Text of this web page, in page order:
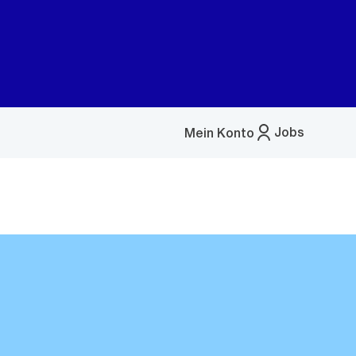
Jobs
Mein Konto
Menü